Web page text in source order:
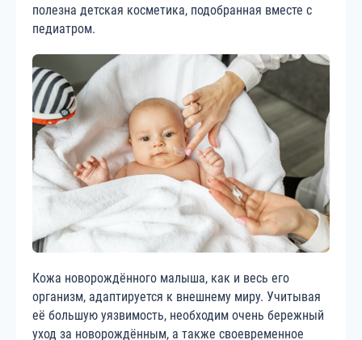
полезна детская косметика, подобранная вместе с
педиатром.
Кожа новорождённого малыша, как и весь его
организм, адаптируется к внешнему миру. Учитывая
её большую уязвимость, необходим очень бережный
уход за новорождённым, а также своевременное